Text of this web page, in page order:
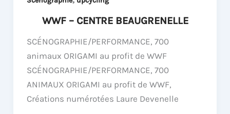
WWF – CENTRE BEAUGRENELLE
SCÉNOGRAPHIE/PERFORMANCE, 700
animaux ORIGAMI au profit de WWF
SCÉNOGRAPHIE/PERFORMANCE, 700
ANIMAUX ORIGAMI au profit de WWF,
Créations numérotées Laure Devenelle